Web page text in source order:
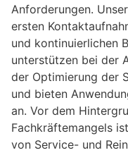
Anforderungen.
ersten
und kontinuierlichen
unterstützen bei der
der Optimierung der
und bieten
an. Vor dem
Fachkräftemangels
von Service- und